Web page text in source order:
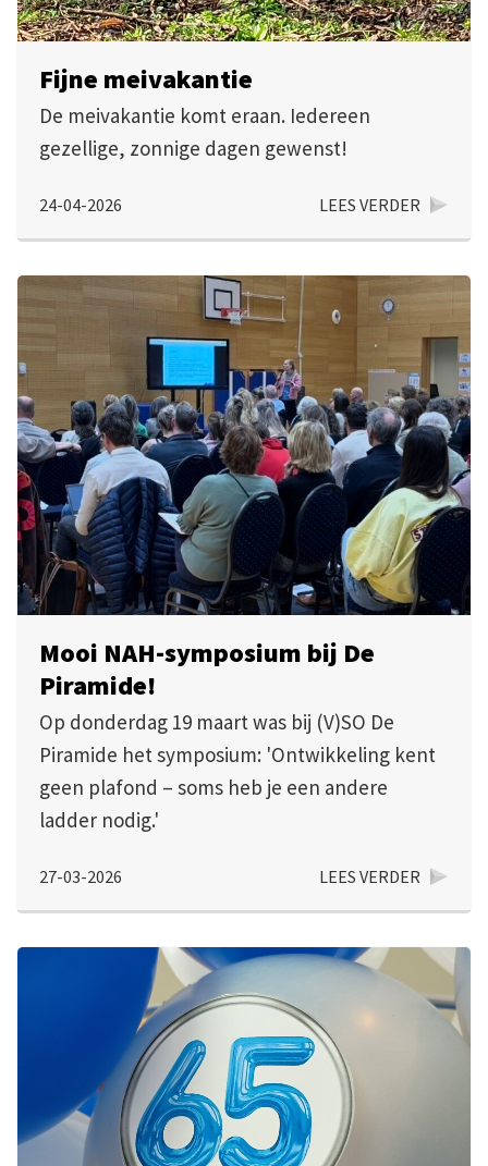
Fijne meivakantie
De meivakantie komt eraan. Iedereen
gezellige, zonnige dagen gewenst!
24-04-2026 LEES VERDER
Mooi NAH-symposium bij De
Piramide!
Op donderdag 19 maart was bij (V)SO De
Piramide het symposium: 'Ontwikkeling kent
geen plafond – soms heb je een andere
ladder nodig.'
27-03-2026 LEES VERDER